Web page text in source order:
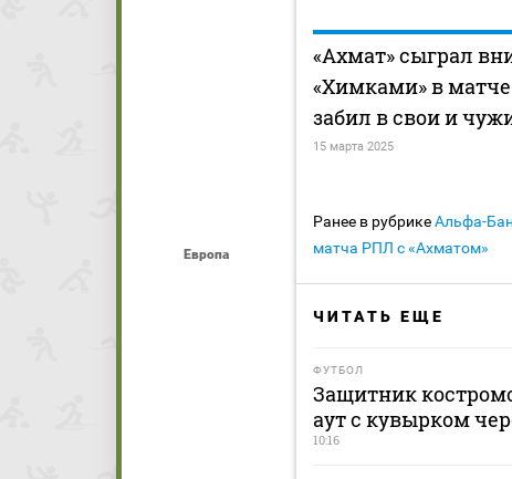
Европа
«Ахмат» сыграл
«Химками» в
забил в свои и
15 марта 2025
Ранее в рубрикеАльфа-
матча РПЛ с «Ахматом»
ЧИТАТЬ ЕЩЕ
ФУТБОЛ
Защитник
аут с кувырком
10:16